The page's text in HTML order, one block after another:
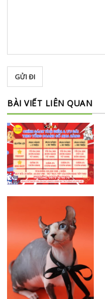
GỬI ĐI
BÀI VIẾT LIÊN QUAN